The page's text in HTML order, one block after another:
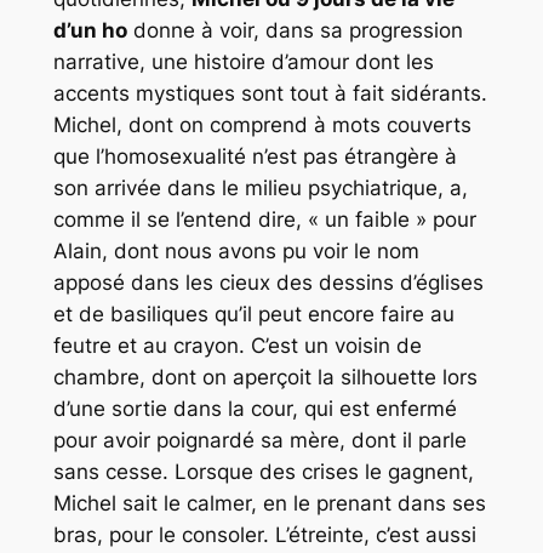
d’un hodonne à voir, dans sa progression
narrative, une histoire d’amour dont les
accents mystiques sont tout à fait sidérants.
Michel, dont on comprend à mots couverts
que l’homosexualité n’est pas étrangère à
son arrivée dans le milieu psychiatrique, a,
comme il se l’entend dire, « un faible » pour
Alain, dont nous avons pu voir le nom
apposé dans les cieux des dessins d’églises
et de basiliques qu’il peut encore faire au
feutre et au crayon. C’est un voisin de
chambre, dont on aperçoit la silhouette lors
d’une sortie dans la cour, qui est enfermé
pour avoir poignardé sa mère, dont il parle
sans cesse. Lorsque des crises le gagnent,
Michel sait le calmer, en le prenant dans ses
bras, pour le consoler. L’étreinte, c’est aussi